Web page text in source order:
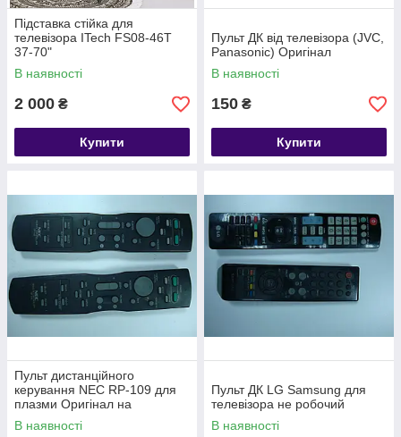
у квартирі — його настінне кріплення. І якщо настільна
підставка під телевізор йде в комплекті з самим ТБ-
приймачем, то настінний кріплення для телевізора
доводиться підбирати виходячи з своїх потреб. У нашому
комісійному магазині можна підібрати кронштейн для
телевізора будь-якого типу: фіксований, похилий або ж
поворотний кронштейн для телевізора. Також, підбираючи
настінне кріплення для телевізора, не забувайте
враховувати сумісність по діагоналі і вага. Стійка для тб -
не менш оригінальне функціональне доповнення до
традиційного розміщення телевізора і за будь-якої причини
виникла необхідність заміни підставки під телевізор, то в
нашому магазині електроніки можна підібрати ніжку для
телевізора. У нас можна придбати будь-кріплення для
телевізора: недорогі кронштейни або підставки (нога).
Звертайтеся в наш комісійний магазин електроніки.
Підставка стійка для
телевізора ITech FS08-46T
37-70"
В наявності
2 000 ₴
Купити
Пульт ДК від телевізора (JVC,
Panasonic) Оригінал
В наявності
150 ₴
Купити
Пульт дистанційного
керування NEC RP-109 для
плазми Оригінал на
запчастини
В наявності
Пульт ДК LG Samsung для
телевізора не робочий
В наявності